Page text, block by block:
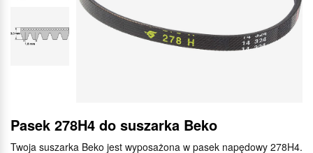
Pasek 278H4 do suszarka Beko
Twoja suszarka Beko jest wyposażona w pasek napędowy 278H4.